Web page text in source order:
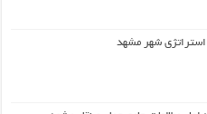
استراتژی شهر مشهد